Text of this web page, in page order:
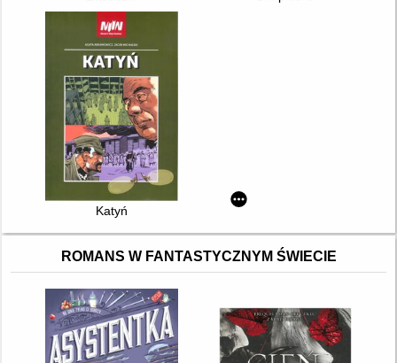
Katyń
ROMANS W FANTASTYCZNYM ŚWIECIE